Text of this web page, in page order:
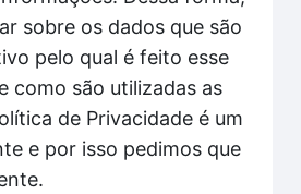
sobre os dados que são
pelo qual é feito esse
como são utilizadas as
de Privacidade é um
e por isso pedimos que